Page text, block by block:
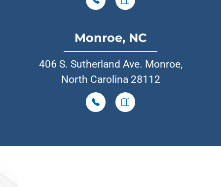
Monroe, NC
406 S. Sutherland Ave. Monroe,
North Carolina 28112